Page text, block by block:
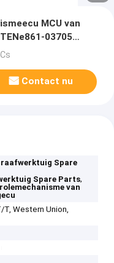
MCU van
03705
de
Contact nu
Spare
Spare Parts,
van
T, Western Union,